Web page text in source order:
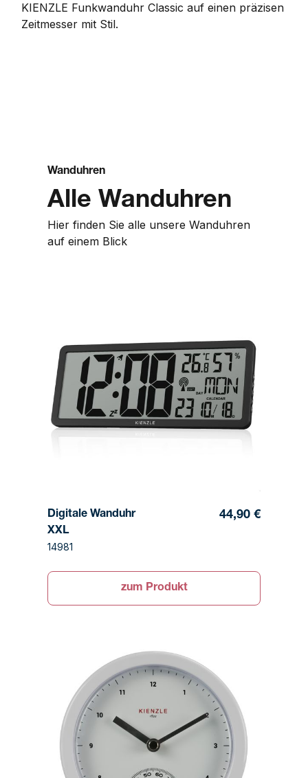
KIENZLE Funkwanduhr Classic auf einen präzisen
Zeitmesser mit Stil.
Wanduhren
Alle Wanduhren
Hier finden Sie alle unsere Wanduhren
auf einem Blick
Digitale Wanduhr
XXL
14981
44,90 €
zum Produkt